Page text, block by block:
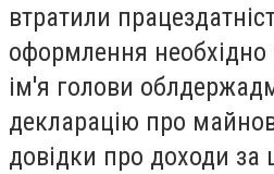
втратили
оформлення необхідно
ім'я голови
декларацію про
довідки про доходи за